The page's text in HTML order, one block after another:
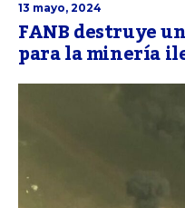
13 mayo, 2024
FANB destruye
para la minería